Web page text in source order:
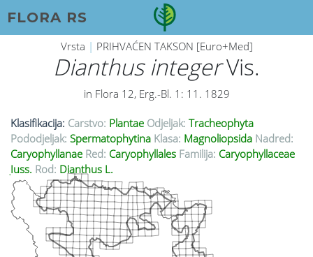
FLORA RS
Vrsta | PRIHVAĆEN TAKSON [Euro+Med]
Dianthus integerVis.
in Flora 12, Erg.-Bl. 1: 11. 1829
Klasifikacija: Carstvo: Plantae Odjeljak: Tracheophyta
Pododjeljak: Spermatophytina Klasa: Magnoliopsida Nadred:
Caryophyllanae Red: Caryophyllales Familija: Caryophyllaceae
Juss. Rod: Dianthus L.